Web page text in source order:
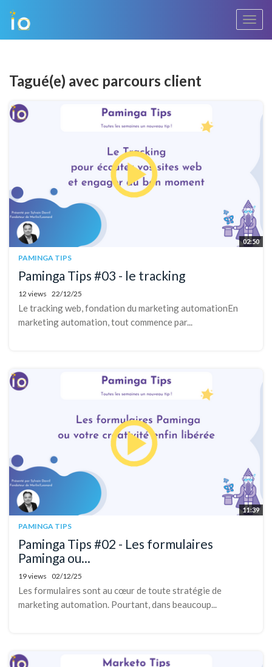
la
Tagué(e) avec parcours client
02:50
PAMINGA TIPS
Paminga Tips #03 - le tracking
12 views 22/12/25
Le tracking web, fondation du marketing automationEn
marketing automation, tout commence par...
11:39
PAMINGA TIPS
Paminga Tips #02 - Les formulaires
Paminga ou...
19 views 02/12/25
Les formulaires sont au cœur de toute stratégie de
marketing automation. Pourtant, dans beaucoup...